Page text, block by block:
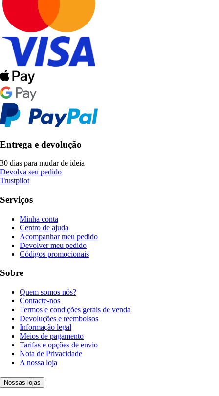
Entrega e devolução
30 dias para mudar de ideia
Devolva seu pedido
Trustpilot
Serviços
Minha conta
Centro de ajuda
Acompanhar meu pedido
Devolver meu pedido
Códigos promocionais
Sobre
Quem somos nós?
Contacte-nos
Termos e condições gerais de venda
Devoluções e reembolsos
Informação legal
Meios de pagamento
Tarifas e opções de envio
Nota de Privacidade
A nossa loja
Nossas lojas